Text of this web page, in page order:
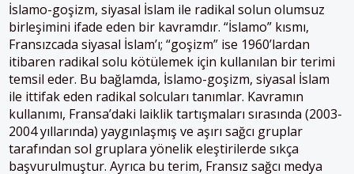
İslamo-goşizm, siyasal İslam ile radikal solun olumsuz
birleşimini ifade eden bir kavramdır. “İslamo” kısmı,
Fransızcada siyasal İslam’ı; “goşizm” ise 1960’lardan
itibaren radikal solu kötülemek için kullanılan bir terimi
temsil eder. Bu bağlamda, İslamo-goşizm, siyasal İslam
ile ittifak eden radikal solcuları tanımlar. Kavramın
kullanımı, Fransa’daki laiklik tartışmaları sırasında (2003-
2004 yıllarında) yaygınlaşmış ve aşırı sağcı gruplar
tarafından sol gruplara yönelik eleştirilerde sıkça
başvurulmuştur. Ayrıca bu terim, Fransız sağcı medya